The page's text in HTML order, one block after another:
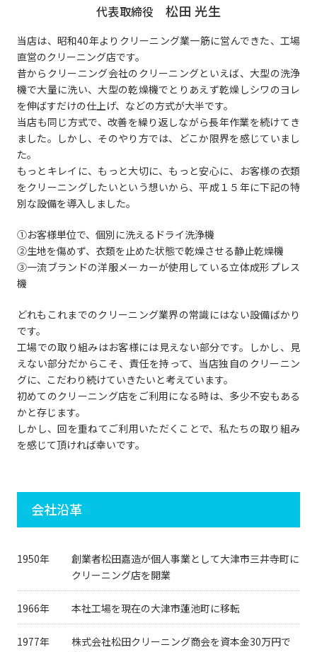
代表取締役松田 光生
当店は、昭和40年よりクリーニング業一筋に営んできた、工場
直営のクリーニング店です。
昔からクリーニング会社のクリーニングといえば、大型の洗浄
機で大量に洗い、大型の乾燥機でとりあえず乾燥しシワのヨレ
を伸ばすだけの仕上げ、などの方式が大半です。
当店も同じ方式で、改善を繰り返しながら長年作業を続けてき
ました。しかし、そのやり方では、どこか限界を感じていまし
た。
もっとキレイに、もっと大切に、もっと安心に、お客様の衣類
をクリーニングしたいという想いから、平成１５年に下記の特
別な設備を導入しました。
①お客様単位で、個別に洗えるドライ洗浄機
②生地を傷めず、衣類を止めた状態で乾燥させる静止乾燥機
③一流ブランドの洋服メーカーが使用している立体成形プレス
機
どれもこれまでのクリーニング業界の常識にはない設備ばかり
です。
工場での取り組みはお客様には見えない部分です。しかし、見
えない部分だからこそ、責任を持って、当店独自のクリーニン
グに、こだわり続けていきたいと考えています。
初めてのクリーニング店をご利用になる時は、多少不安もある
かと存じます。
しかし、回を重ねてご利用いただくことで、私たちの取り組み
を感じて頂ければ幸いです。
会社沿革
1950年
創業者松田嘉造が個人事業として大津市三井寺町に
クリーニング店を開業
1966年 本社工場を現在の大津市蓮池町に移転
1977年
株式会社松田クリーニング商会を資本金30万円で